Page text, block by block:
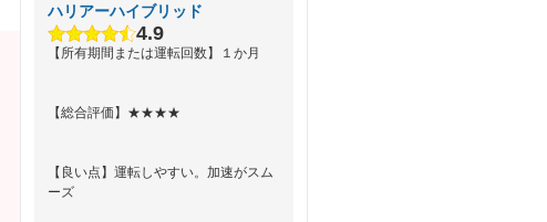
ハリアーハイブリッド
4.9
【所有期間または運転回数】１か月
【総合評価】★★★★
【良い点】運転しやすい。加速がスム
ーズ